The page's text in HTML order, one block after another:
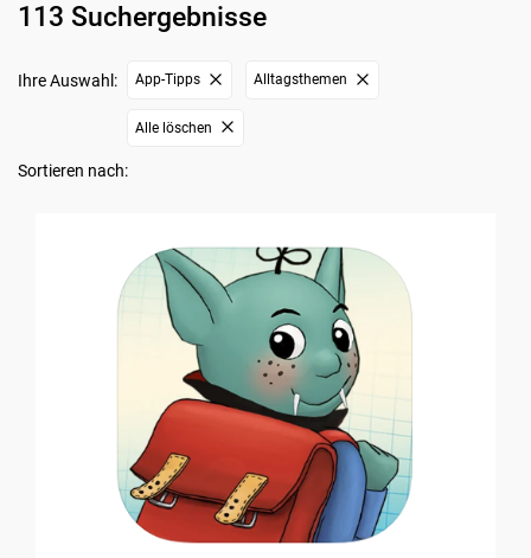
113 Suchergebnisse
Ihre Auswahl: App-Tipps Alltagsthemen
Alle löschen
Sortieren nach: